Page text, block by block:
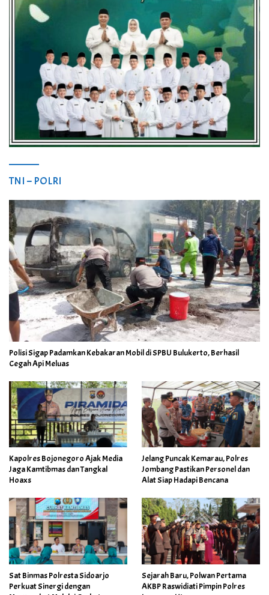
TNI – POLRI
Polisi Sigap Padamkan Kebakaran Mobil di SPBU Bulukerto, Berhasil
Cegah Api Meluas
Kapolres Bojonegoro Ajak Media
Jaga Kamtibmas dan Tangkal
Hoaxs
Jelang Puncak Kemarau, Polres
Jombang Pastikan Personel dan
Alat Siap Hadapi Bencana
Sat Binmas Polresta Sidoarjo
Perkuat Sinergi dengan
Sejarah Baru, Polwan Pertama
AKBP Raswidiati Pimpin Polres